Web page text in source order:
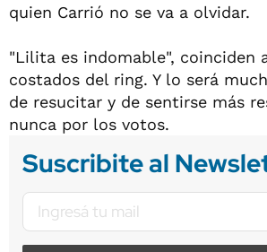
quien Carrió no se va a olvidar.
"Lilita es indomable", coinciden
costados del ring. Y lo será
de resucitar y de sentirse más
nunca por los votos.
Suscribite al